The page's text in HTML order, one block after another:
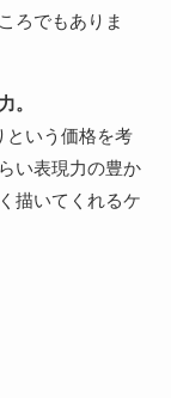
ろでもありま
。
という価格を考
い表現力の豊か
描いてくれるケ